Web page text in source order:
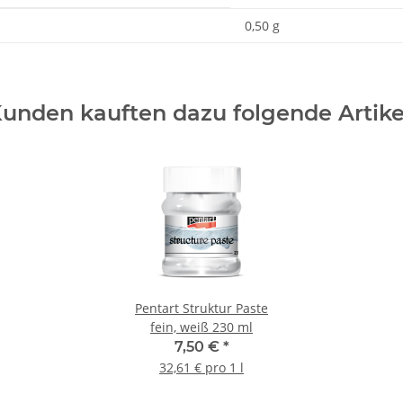
0,50 g
kauften dazu folgende
Pentart Struktur Paste
fein, weiß 230 ml
7,50 € *
32,61 € pro 1 l